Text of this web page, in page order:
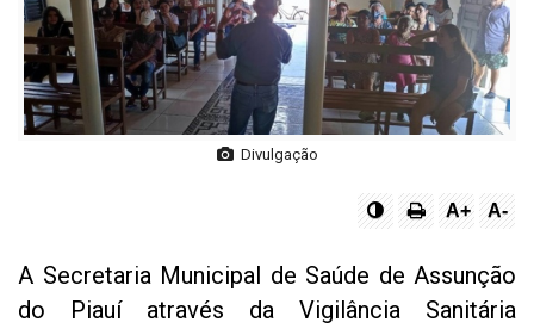
Divulgação
A+ A-
A Secretaria Municipal de Saúde de Assunção
do Piauí através da Vigilância Sanitária